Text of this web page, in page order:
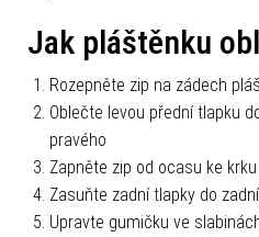
Jak pláštěnku
Rozepněte zip na zádech
Oblečte levou přední tlapku
pravého
Zapněte zip od ocasu ke krku
Zasuňte zadní tlapky do
Upravte gumičku ve